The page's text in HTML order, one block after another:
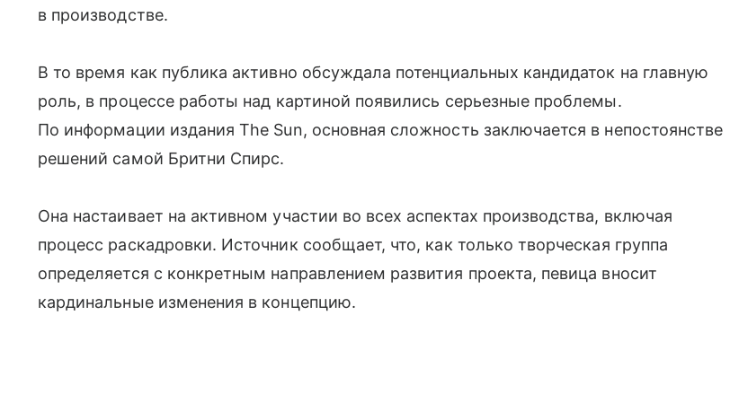
в производстве.
В то время как публика активно обсуждала потенциальных кандидаток на главную
роль, в процессе работы над картиной появились серьезные проблемы.
По информации издания The Sun, основная сложность заключается в непостоянстве
решений самой Бритни Спирс.
Она настаивает на активном участии во всех аспектах производства, включая
процесс раскадровки. Источник сообщает, что, как только творческая группа
определяется с конкретным направлением развития проекта, певица вносит
кардинальные изменения в концепцию.